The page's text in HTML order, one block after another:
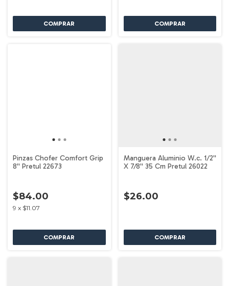
Pinzas Chofer Comfort Grip
8'' Pretul 22673
$84.00
9 x $11.07
Manguera Aluminio W.c. 1/2''
X 7/8'' 35 Cm Pretul 26022
$26.00